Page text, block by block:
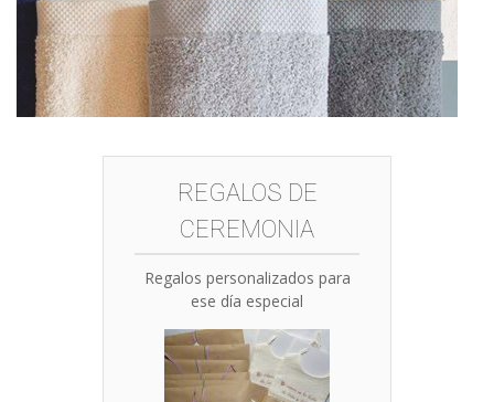
REGALOS DE
CEREMONIA
Regalos personalizados para
ese día especial